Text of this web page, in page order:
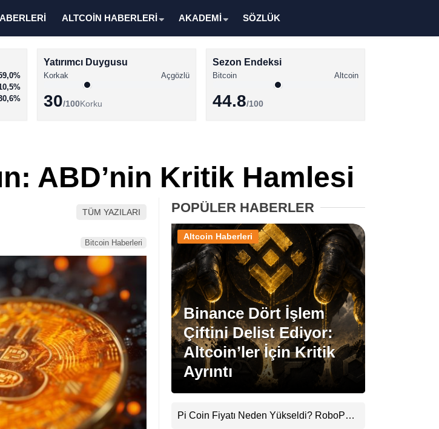
Altcoin Haberleri
Solana Haberleri
XRP Haberleri
Memecoin Haberleri
Stablecoin Haberleri
Facebook
Instagram
ALTCOİN HABERLERİ AKADEMİ SÖZLÜK
Yatırımcı Duygusu
Korkak Açgözlü
30/100Korku
Sezon Endeksi
Bitcoin Altcoin
44.8/100
ABD’nin Kritik Hamlesi
TÜM YAZILARI
Bitcoin Haberleri
POPÜLER HABERLER
Binance Dört İşlem
Çiftini Delist Ediyor:
Altcoin’ler İçin Kritik
Ayrıntı
Altcoin Haberleri
Pi Coin Fiyatı Neden Yükseldi? RoboPay